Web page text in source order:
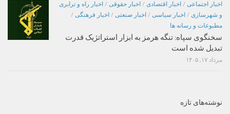
اخبار اجتماعی / اخبار اقتصادی / اخبار حقوقی / اخبار راه و ترابری
و شهرسازی / اخبار سیاسی / اخبار صنعتی / اخبار فرهنگی /
مطبوعات و رسانه ها
سخنگوی سپاه: تنگه هرمز به ابزار استراتژیک قدرت
تبدیل شده است
مرداد ۱۷, ۱۴۰۵
نوشته‌های تازه